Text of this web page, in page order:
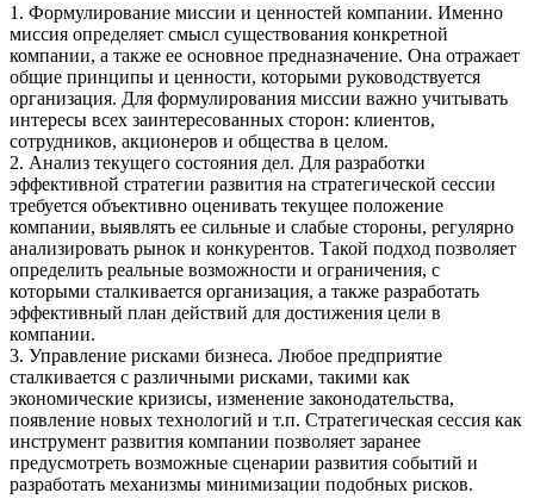
1. Формулирование миссии и ценностей компании. Именно
миссия определяет смысл существования конкретной
компании, а также ее основное предназначение. Она отражает
общие принципы и ценности, которыми руководствуется
организация. Для формулирования миссии важно учитывать
интересы всех заинтересованных сторон: клиентов,
сотрудников, акционеров и общества в целом.
2. Анализ текущего состояния дел. Для разработки
эффективной стратегии развития на стратегической сессии
требуется объективно оценивать текущее положение
компании, выявлять ее сильные и слабые стороны, регулярно
анализировать рынок и конкурентов. Такой подход позволяет
определить реальные возможности и ограничения, с
которыми сталкивается организация, а также разработать
эффективный план действий для достижения цели в
компании.
3. Управление рисками бизнеса. Любое предприятие
сталкивается с различными рисками, такими как
экономические кризисы, изменение законодательства,
появление новых технологий и т.п. Стратегическая сессия как
инструмент развития компании позволяет заранее
предусмотреть возможные сценарии развития событий и
разработать механизмы минимизации подобных рисков.